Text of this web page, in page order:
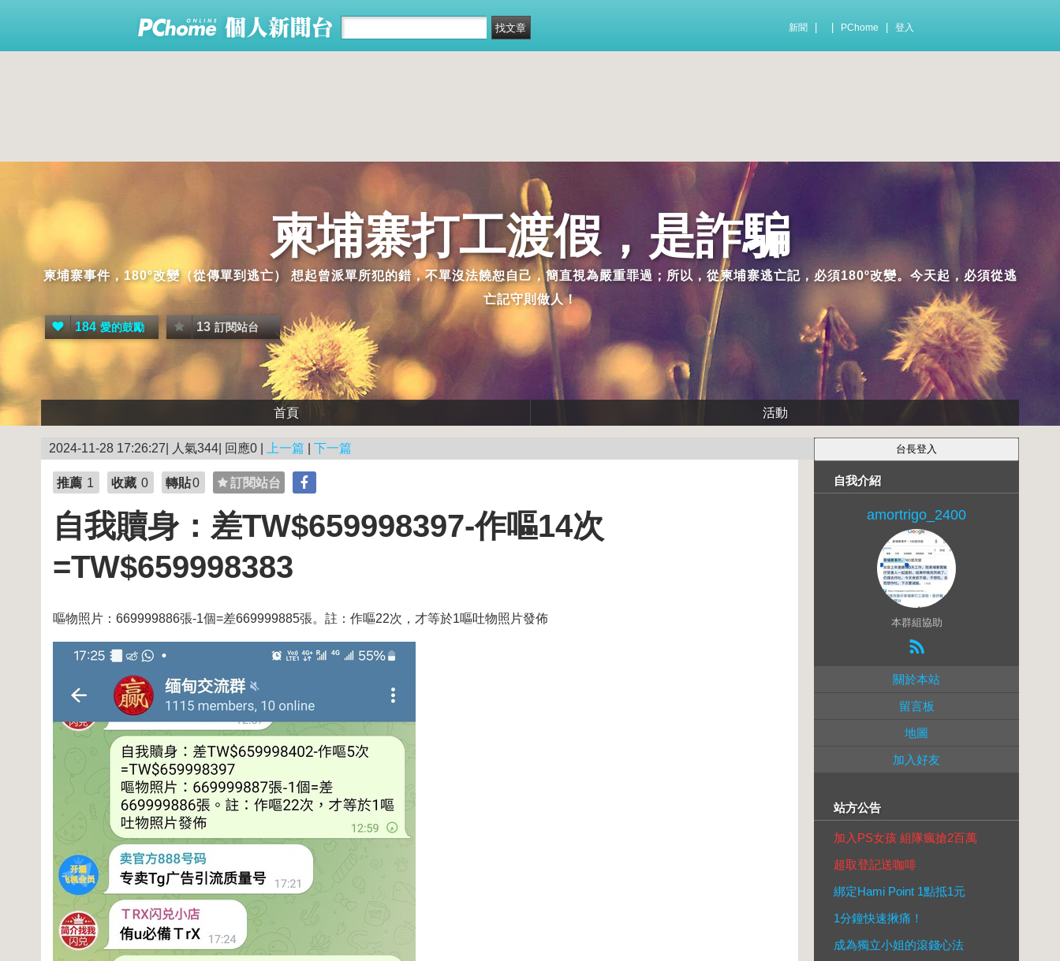
新聞 PChome 登入
柬埔寨打工渡假，是詐騙
柬埔寨事件，180º改變（從傳單到逃亡） 想起曾派單所犯的錯，不單沒法饒恕自己，簡直視為嚴重罪過；所以，從柬埔寨逃亡記，必須180º改變。今天起，必須從逃
亡記守則做人！
184 愛的鼓勵 13 訂閱站台
首頁 活動
2024-11-28 17:26:27| 人氣344| 回應0 | 上一篇 下一篇
推薦 1 收藏 0 轉貼0 訂閱站台
自我贖身：差TW$659998397-作嘔14次
=TW$659998383
嘔物照片：669999886張-1個=差669999885張。註：作嘔22次，才等於1嘔吐物照片發佈
自我介紹
amortrigo_2400
本群組協助
關於本站
留言板
地圖
加入好友
站方公告
加入PS女孩 組隊瘋搶2百萬
超取登記送咖啡
綁定Hami Point 1點抵1元
1分鐘快速揪痛！
成為獨立小姐的滾錢心法